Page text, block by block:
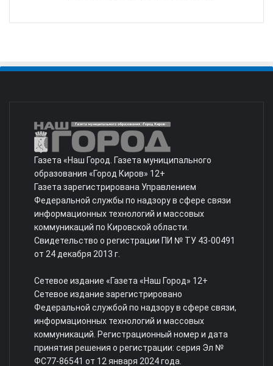
Газета «Наш Город. Газета муниципального
образования «Город Киров» 12+
Газета зарегистрирована Управлением
Федеральной службы по надзору в сфере связи
информационных технологий и массовых
коммуникаций по Кировской области.
Свидетельство о регистрации ПИ № ТУ 43-00491
от 24 декабря 2013 г.
Сетевое издание «Газета «Наш Город» 12+
Сетевое издание зарегистрировано
Федеральной службой по надзору в сфере связи,
информационных технологий и массовых
коммуникаций. Регистрационный номер и дата
принятия решения о регистрации: серия Эл №
ФС77-86541 от 12 января 2024 года.